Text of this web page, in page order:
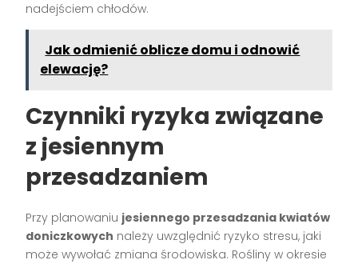
nadejściem chłodów.
Jak odmienić oblicze domu i odnowić
elewację?
Czynniki ryzyka związane
z jesiennym
przesadzaniem
Przy planowaniu jesiennego przesadzania kwiatów
doniczkowych należy uwzględnić ryzyko stresu, jaki
może wywołać zmiana środowiska. Rośliny w okresie